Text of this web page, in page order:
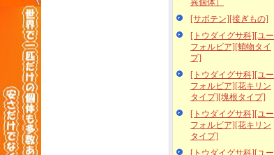
異個体］
[サボテン][接ぎもの]
[トウダイグサ科][ユー
フォルビア][蛸物タイ
プ]
[トウダイグサ科][ユー
フォルビア][花キリン
タイプ][塊根タイプ]
[トウダイグサ科][ユー
フォルビア][花キリン
タイプ]
[トウダイグサ科][ユー